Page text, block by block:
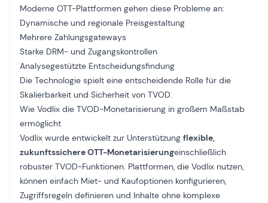
Moderne OTT-Plattformen gehen diese Probleme an:
Dynamische und regionale Preisgestaltung
Mehrere Zahlungsgateways
Starke DRM- und Zugangskontrollen
Analysegestützte Entscheidungsfindung
Die Technologie spielt eine entscheidende Rolle für die
Skalierbarkeit und Sicherheit von TVOD.
Wie Vodlix die TVOD-Monetarisierung in großem Maßstab
ermöglicht
Vodlix wurde entwickelt zur Unterstützung flexible,
zukunftssichere OTT-Monetarisierungeinschließlich
robuster TVOD-Funktionen. Plattformen, die Vodlix nutzen,
können einfach Miet- und Kaufoptionen konfigurieren,
Zugriffsregeln definieren und Inhalte ohne komplexe